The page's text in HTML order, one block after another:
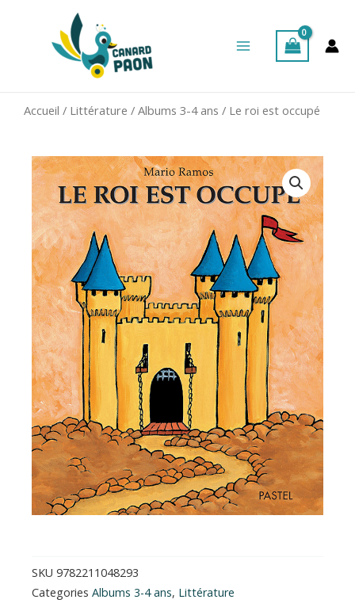
Menu
Accueil / Littérature / Albums 3-4 ans / Le roi est occupé
SKU 9782211048293
Categories Albums 3-4 ans, Littérature